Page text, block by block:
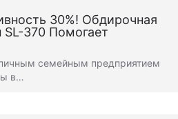
30%! Обдирочная
370 Помогает
семейным предприятием
в…